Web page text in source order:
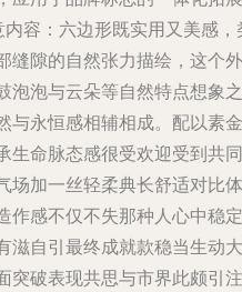
内容：六边形既实用又美感，
缝隙的自然张力描绘，这个外
泡泡与云朵等自然特点想象之
与永恒感相辅相成。配以素金
生命脉态感很受欢迎受到共同
场加一丝轻柔典长舒适对比体
作感不仅不失那种人心中稳定
滋自引最终成就款稳当生动大
突破表现共思与市界此颇引注